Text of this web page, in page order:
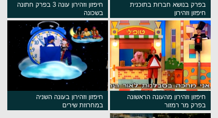
בפרק בנושא חברות בתוכנית
חיפזון וזהירון
חיפזון וזהירון עונה 3 בפרק חתונה
בשכונה
חיפזון וזהירון מהעונה הראשונה
בפרק מר רמזור
חיפזון וזהירון בעונה השניה
במחרוזת שירים